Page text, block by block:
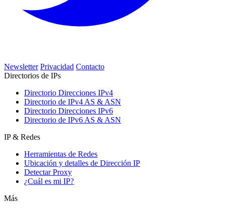
Newsletter Privacidad Contacto
Directorios de IPs
Directorio Direcciones IPv4
Directorio de IPv4 AS & ASN
Directorio Direcciones IPv6
Directorio de IPv6 AS & ASN
IP & Redes
Herramientas de Redes
Ubicación y detalles de Dirección IP
Detectar Proxy
¿Cuál es mi IP?
Más